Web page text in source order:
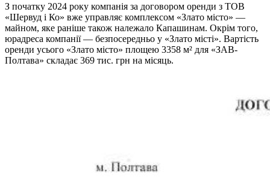
З початку 2024 року компанія за договором оренди з ТОВ
«Шервуд і Ко» вже управляє комплексом «Злато місто» —
майном, яке раніше також належало Капашинам. Окрім того,
юрадреса компанії — безпосередньо у «Злато місті». Вартість
оренди усього «Злато місто» площею 3358 м² для «ЗАВ-
Полтава» складає 369 тис. грн на місяць.